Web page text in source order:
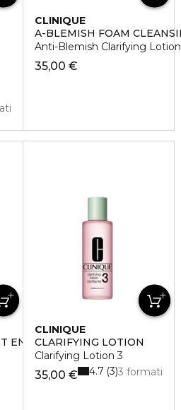
CLINIQUE
A-BLEMISH FOAM
Anti-Blemish Clarifying Lotion
35,00 €
ENERGISANT
CLINIQUE
CLARIFYING LOTION
Clarifying Lotion 3
35,00 € 3 formati
4.7 3